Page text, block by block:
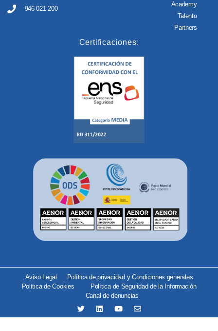
946 021 200
Academy
Talento
Partners
Certificaciones:
Aviso Legal
Política de privacidad y Condiciones generales
Política de Cookies
Política de Seguridad de la Información
Canal de denuncias